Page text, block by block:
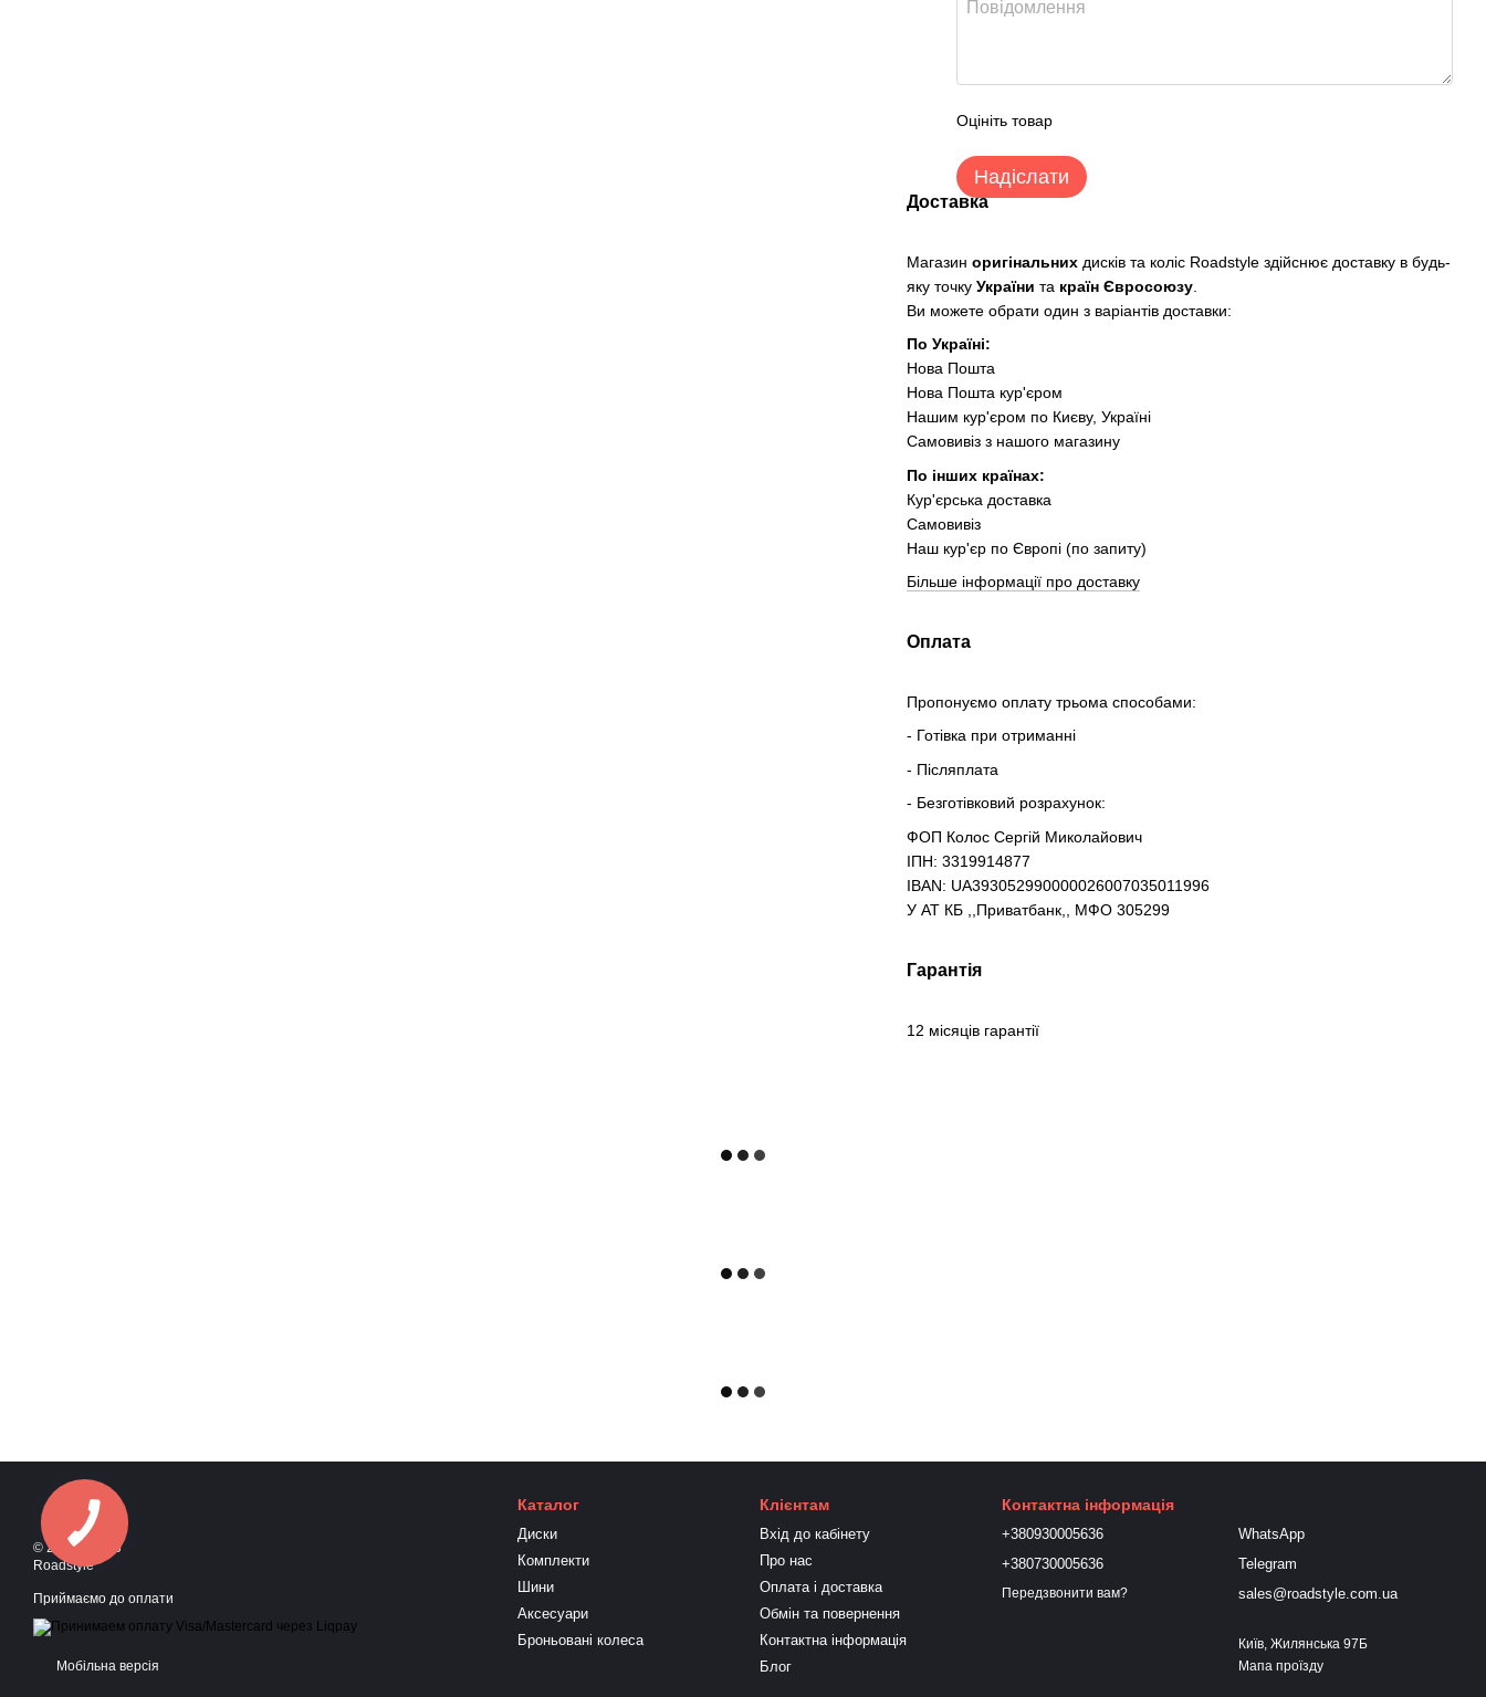
Оцініть товар
Надіслати
Доставка
Магазиноригінальних дисків та коліс Roadstyle здійснює доставку в будь-
яку точкуУкраїнита країн Євросоюзу
Ви можете обрати один з варіантів доставки:
По Україні:
Нова Пошта
Нова Пошта кур'єром
Нашим кур'єром по Києву, Україні
Самовивіз з нашого магазину
По інших країнах:
Кур'єрська доставка
Самовивіз
Наш кур'єр по Європі (по запиту)
Більше інформації про доставку
Оплата
Пропонуємо оплату трьома способами:
- Готівка при отриманні
- Післяплата
- Безготівковий розрахунок:
ФОП Колос Сергій Миколайович
ІПН: 3319914877
IBAN: UA393052990000026007035011996
У АТ КБ ,,Приватбанк,, МФО 305299
Гарантія
12 місяців гарантії
© 2016—2026
Roadstyle
Приймаємо до оплати
Мобільна версія
Каталог
Диски
Комплекти
Шини
Аксесуари
Броньовані колеса
Клієнтам
Вхід до кабінету
Про нас
Оплата і доставка
Обмін та повернення
Контактна інформація
Блог
Контактна інформація
+380930005636
+380730005636
Передзвонити вам?
WhatsApp
Telegram
sales@roadstyle.com.ua
Київ, Жилянська 97Б
Мапа проїзду